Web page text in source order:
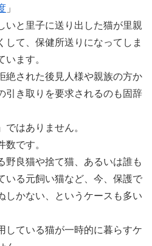
」
いと里子に送り出した猫が里親
して、保健所送りになってしま
います。
絶された後見人様や親族の方か
引き取りを要求されるのも固辞
ではありません。
です。
野良猫や捨て猫、あるいは誰も
いる元飼い猫など、今、保護で
しかない、というケースも多い
している猫が一時的に暮らすケ